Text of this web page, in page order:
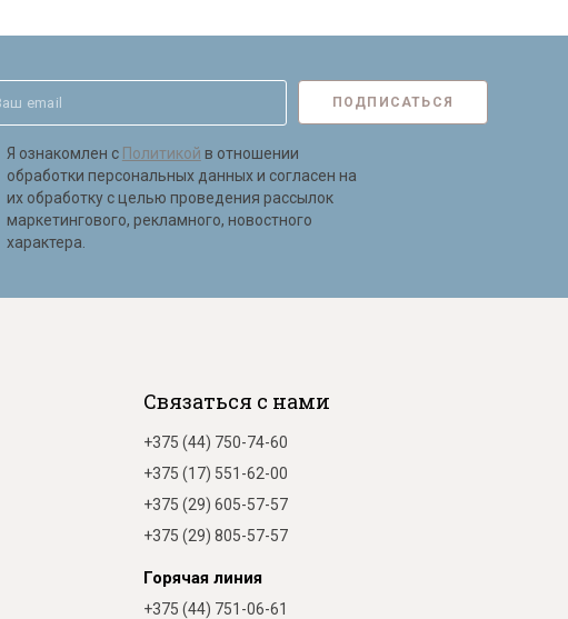
ПОДПИСАТЬСЯ
Я ознакомлен с Политикой в отношении
обработки персональных данных и согласен на
их обработку с целью проведения рассылок
маркетингового, рекламного, новостного
характера.
Связаться с нами
+375 (44) 750-74-60
+375 (17) 551-62-00
+375 (29) 605-57-57
+375 (29) 805-57-57
Горячая линия
+375 (44) 751-06-61